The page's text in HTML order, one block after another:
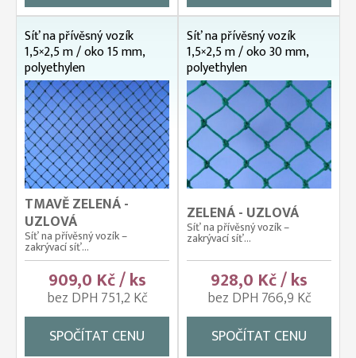
Síť na přívěsný vozík
1,5×2,5 m / oko 15 mm,
polyethylen
TMAVĚ ZELENÁ -
UZLOVÁ
Síť na přívěsný vozík –
zakrývací síť...
909,0 Kč / ks
bez DPH 751,2 Kč
SPOČÍTAT CENU
Síť na přívěsný vozík
1,5×2,5 m / oko 30 mm,
polyethylen
ZELENÁ - UZLOVÁ
Síť na přívěsný vozík –
zakrývací síť...
928,0 Kč / ks
bez DPH 766,9 Kč
SPOČÍTAT CENU